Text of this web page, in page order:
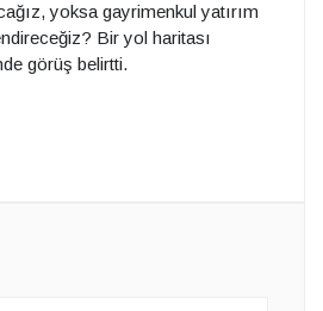
yoksa gayrimenkul yatırım
Bir yol haritası
görüş belirtti.